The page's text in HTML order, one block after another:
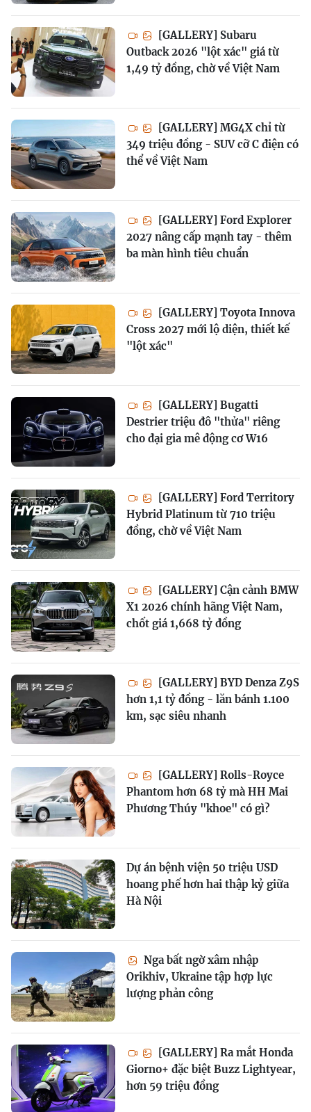
[GALLERY] Subaru
Outback 2026 "lột xác" giá từ
1,49 tỷ đồng, chờ về Việt Nam
[GALLERY] MG4X chỉ từ
349 triệu đồng - SUV cỡ C điện có
thể về Việt Nam
[GALLERY] Ford Explorer
2027 nâng cấp mạnh tay - thêm
ba màn hình tiêu chuẩn
[GALLERY] Toyota Innova
Cross 2027 mới lộ diện, thiết kế
"lột xác"
[GALLERY] Bugatti
Destrier triệu đô "thửa" riêng
cho đại gia mê động cơ W16
[GALLERY] Ford Territory
Hybrid Platinum từ 710 triệu
đồng, chờ về Việt Nam
[GALLERY] Cận cảnh BMW
X1 2026 chính hãng Việt Nam,
chốt giá 1,668 tỷ đồng
[GALLERY] BYD Denza Z9S
hơn 1,1 tỷ đồng - lăn bánh 1.100
km, sạc siêu nhanh
[GALLERY] Rolls-Royce
Phantom hơn 68 tỷ mà HH Mai
Phương Thúy "khoe" có gì?
Dự án bệnh viện 50 triệu USD
hoang phế hơn hai thập kỷ giữa
Hà Nội
Nga bất ngờ xâm nhập
Orikhiv, Ukraine tập hợp lực
lượng phản công
[GALLERY] Ra mắt Honda
Giorno+ đặc biệt Buzz Lightyear,
hơn 59 triệu đồng